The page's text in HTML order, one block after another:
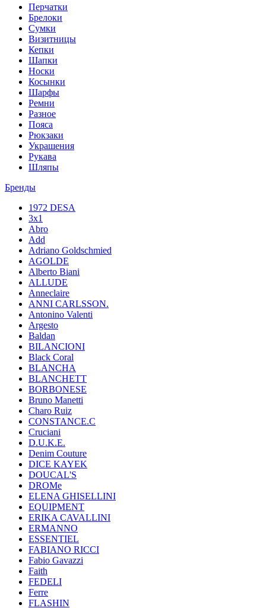
Перчатки
Брелоки
Сумки
Визитницы
Кепки
Шапки
Носки
Косынки
Шарфы
Ремни
Разное
Пояса
Рюкзаки
Украшения
Рукава
Шляпы
Бренды
1972 DESA
3x1
Abro
Add
Adriano Goldschmied
AGOLDE
Alberto Biani
ALLUDE
Anneclaire
ANNI CARLSSON.
Antonino Valenti
Argesto
Baldan
BILANCIONI
Black Coral
BLANCHA
BLANCHETT
BORBONESE
Bruno Manetti
Charo Ruiz
CONSTANCE.C
Cruciani
D.U.K.E.
Denim Couture
DICE KAYEK
DOUCAL'S
DROMe
ELENA GHISELLINI
EQUIPMENT
ERIKA CAVALLINI
ERMANNO
ESSENTIEL
FABIANO RICCI
Fabio Gavazzi
Faith
FEDELI
Ferre
FLASHIN